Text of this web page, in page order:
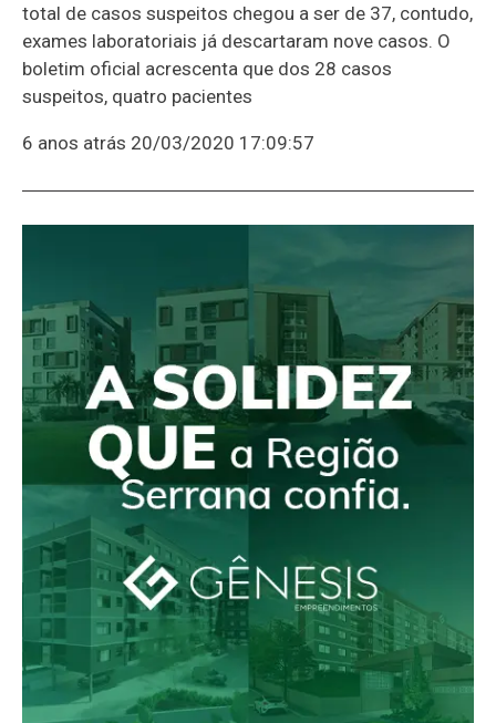
total de casos suspeitos chegou a ser de 37, contudo,
exames laboratoriais já descartaram nove casos. O
boletim oficial acrescenta que dos 28 casos
suspeitos, quatro pacientes
6 anos atrás 20/03/2020 17:09:57